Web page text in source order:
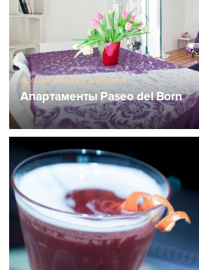
Apartamentos en Barcelona
Апартаменты Paseo del Born